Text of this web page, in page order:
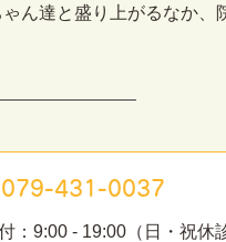
ん達と盛り上がるなか、
431-0037
：9:00 - 19:00（日・祝休